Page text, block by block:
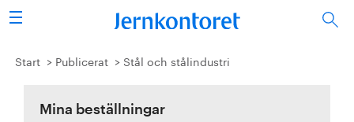
Sök
Stålindustrin
Vision 2050
Start Publicerat Stål och stålindustri
Mina beställningar